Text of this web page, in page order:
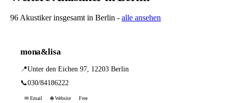
96 Akustiker insgesamt in Berlin - alle ansehen
mona&lisa
📍Unter den Eichen 97, 12203 Berlin
📞030/84186222
✉ Email 🌐 Website Free